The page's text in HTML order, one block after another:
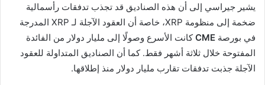
يشير جيراسي إلى أن هذه الصناديق قد تجذب تدفقات رأسمالية
ضخمة إلى منظومة XRP، خاصة أن العقود الآجلة لـ XRP المدرجة
في بورصة CMEكانت الأسرع وصولًا إلى مليار دولار من الفائدة
المفتوحة خلال ثلاثة أشهر فقط. كما أن الصناديق المتداولة للعقود
الآجلة جذبت تدفقات تقارب مليار دولار منذ إطلاقها.